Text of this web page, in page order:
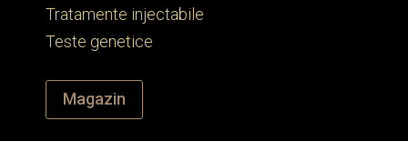
Tratamente injectabile
Teste genetice
Magazin